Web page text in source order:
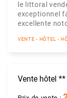
le littoral
exceptionnel
excellente
VENTE - HÔTEL -
Vente hôtel